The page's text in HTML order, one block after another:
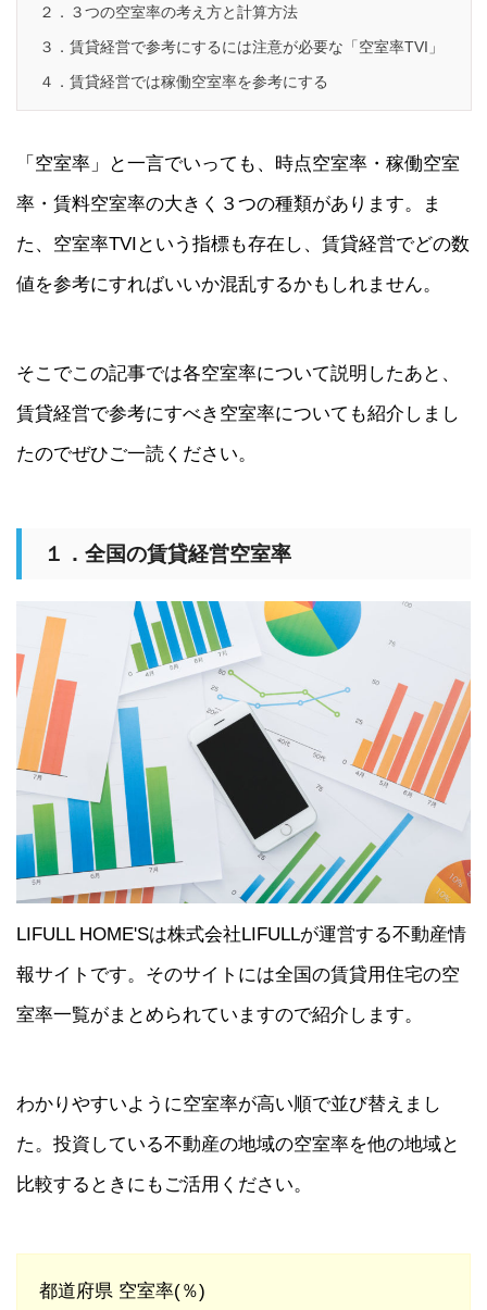
２．３つの空室率の考え方と計算方法
３．賃貸経営で参考にするには注意が必要な「空室率TVI」
４．賃貸経営では稼働空室率を参考にする
「空室率」と一言でいっても、時点空室率・稼働空室
率・賃料空室率の大きく３つの種類があります。ま
た、空室率TVIという指標も存在し、賃貸経営でどの数
値を参考にすればいいか混乱するかもしれません。
そこでこの記事では各空室率について説明したあと、
賃貸経営で参考にすべき空室率についても紹介しまし
たのでぜひご一読ください。
１．全国の賃貸経営空室率
LIFULL HOME'Sは株式会社LIFULLが運営する不動産情
報サイトです。そのサイトには全国の賃貸用住宅の空
室率一覧がまとめられていますので紹介します。
わかりやすいように空室率が高い順で並び替えまし
た。投資している不動産の地域の空室率を他の地域と
比較するときにもご活用ください。
都道府県 空室率(％)